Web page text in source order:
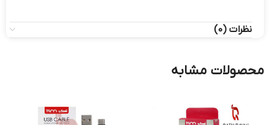
نظرات (0)
محصولات مشابه